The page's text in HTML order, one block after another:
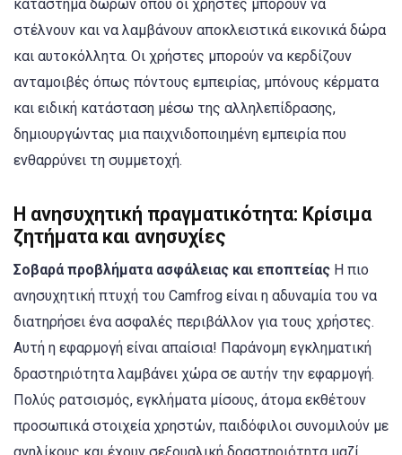
κατάστημα δώρων όπου οι χρήστες μπορούν να
στέλνουν και να λαμβάνουν αποκλειστικά εικονικά δώρα
και αυτοκόλλητα. Οι χρήστες μπορούν να κερδίζουν
ανταμοιβές όπως πόντους εμπειρίας, μπόνους κέρματα
και ειδική κατάσταση μέσω της αλληλεπίδρασης,
δημιουργώντας μια παιχνιδοποιημένη εμπειρία που
ενθαρρύνει τη συμμετοχή.
Η ανησυχητική πραγματικότητα: Κρίσιμα
ζητήματα και ανησυχίες
Σοβαρά προβλήματα ασφάλειας και εποπτείας Η πιο
ανησυχητική πτυχή του Camfrog είναι η αδυναμία του να
διατηρήσει ένα ασφαλές περιβάλλον για τους χρήστες.
Αυτή η εφαρμογή είναι απαίσια! Παράνομη εγκληματική
δραστηριότητα λαμβάνει χώρα σε αυτήν την εφαρμογή.
Πολύς ρατσισμός, εγκλήματα μίσους, άτομα εκθέτουν
προσωπικά στοιχεία χρηστών, παιδόφιλοι συνομιλούν με
ανηλίκους και έχουν σεξουαλική δραστηριότητα μαζί